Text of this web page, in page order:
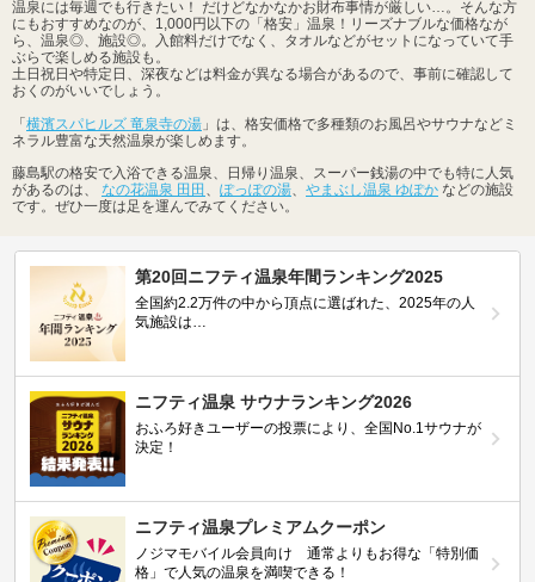
温泉には毎週でも行きたい！ だけどなかなかお財布事情が厳しい…。そんな方
にもおすすめなのが、1,000円以下の「格安」温泉！リーズナブルな価格なが
ら、温泉◎、施設◎。入館料だけでなく、タオルなどがセットになっていて手
ぶらで楽しめる施設も。
土日祝日や特定日、深夜などは料金が異なる場合があるので、事前に確認して
おくのがいいでしょう。
「 横濱スパヒルズ 竜泉寺の湯 」は、格安価格で多種類のお風呂やサウナなどミ
ネラル豊富な天然温泉が楽しめます。
藤島駅の格安で入浴できる温泉、日帰り温泉、スーパー銭湯の中でも特に人気
があるのは、 なの花温泉 田田 、 ぽっぽの湯、 やまぶし温泉 ゆぽか などの施設
です。ぜひ一度は足を運んでみてください。
第20回ニフティ温泉年間ランキング2025
全国約2.2万件の中から頂点に選ばれた、2025年の人
気施設は…
ニフティ温泉 サウナランキング2026
おふろ好きユーザーの投票により、全国No.1サウナが
決定！
ニフティ温泉プレミアムクーポン
ノジマモバイル会員向け 通常よりもお得な「特別価
格」で人気の温泉を満喫できる！